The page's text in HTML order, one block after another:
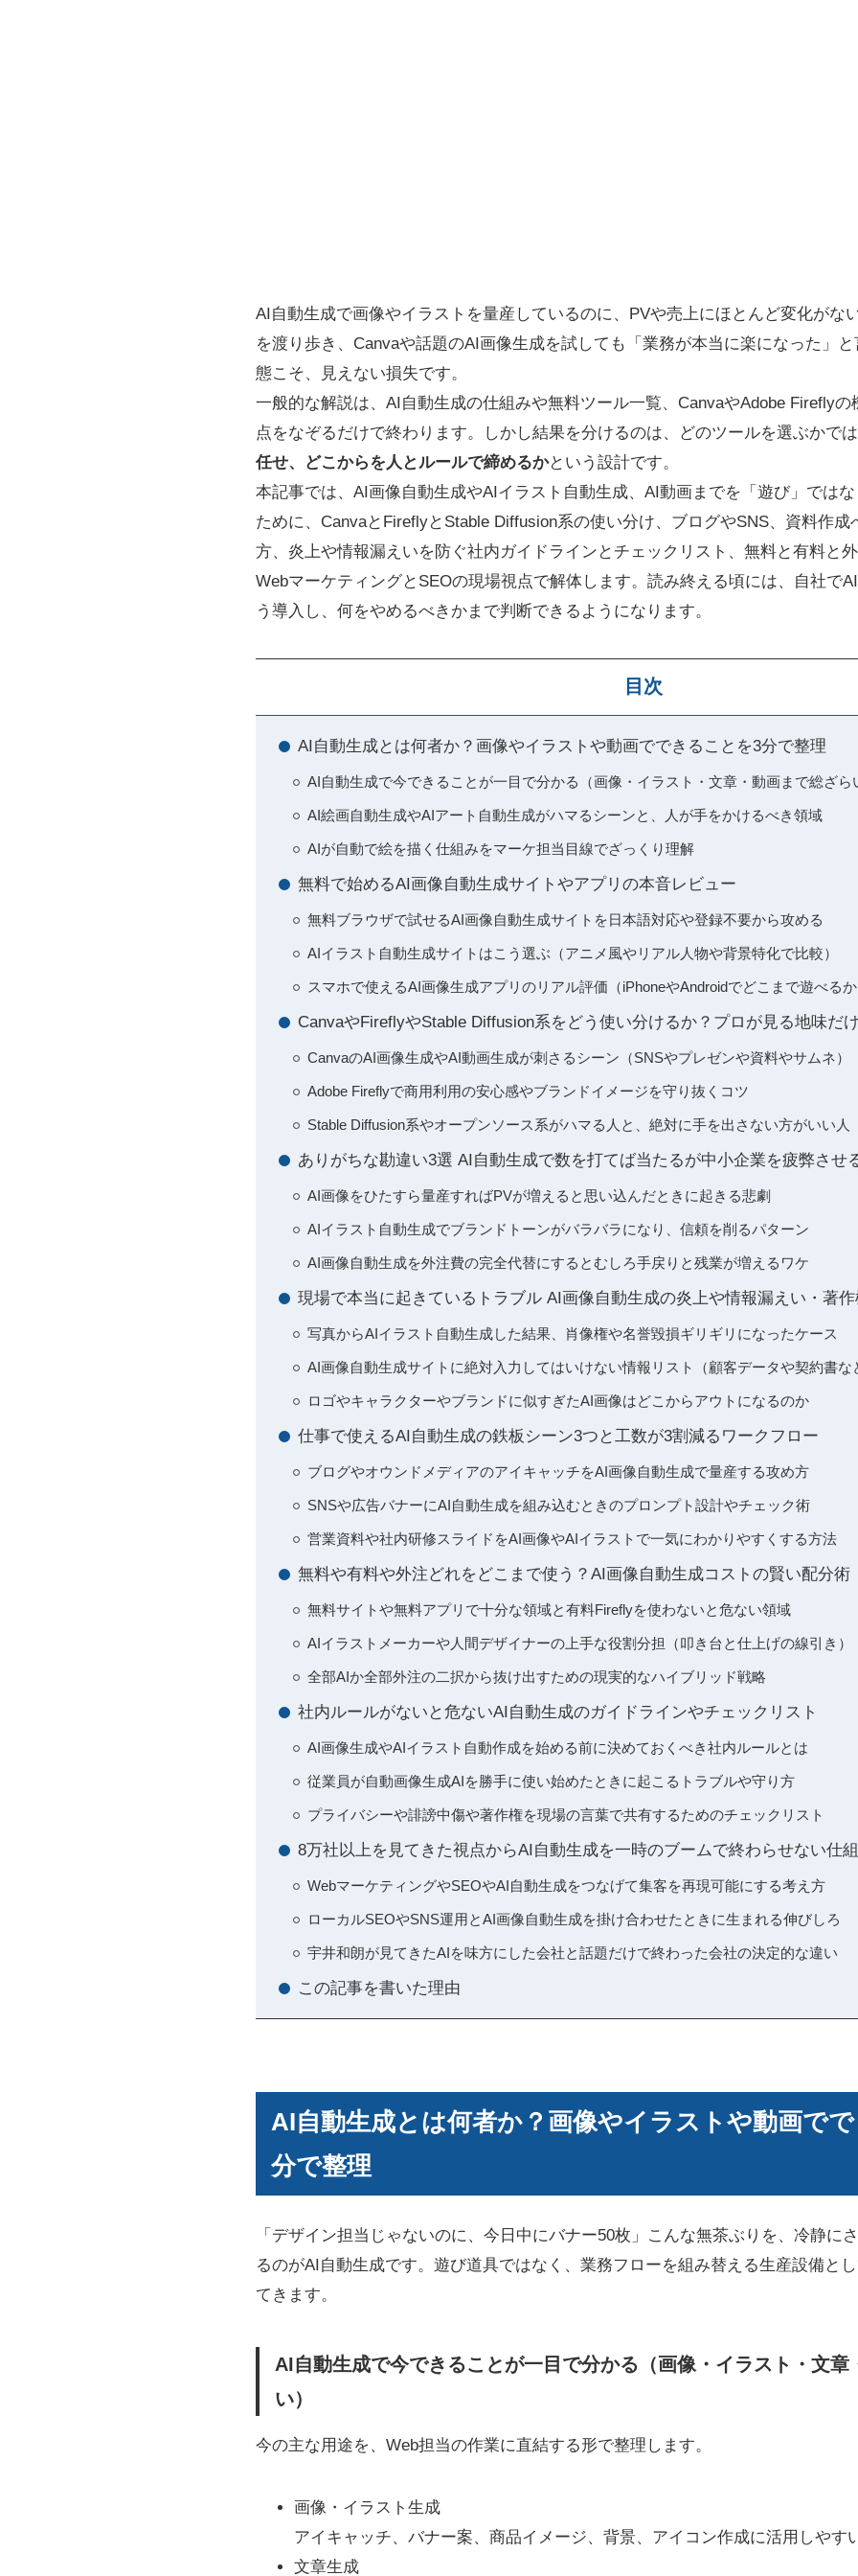
AI自動生成で画像やイラストを量産しているのに、PVや売上にほとんど変化がな
を渡り歩き、Canvaや話題のAI画像生成を試しても「業務が本当に楽になった」
態こそ、見えない損失です。
一般的な解説は、AI自動生成の仕組みや無料ツール一覧、CanvaやAdobe Firefly
点をなぞるだけで終わります。しかし結果を分けるのは、どのツールを選ぶかでは
任せ、どこからを人とルールで締めるかという設計です。
本記事では、AI画像自動生成やAIイラスト自動生成、AI動画までを「遊び」では
ために、CanvaとFireflyとStable Diffusion系の使い分け、ブログやSNS、資料作成
方、炎上や情報漏えいを防ぐ社内ガイドラインとチェックリスト、無料と有料と外
WebマーケティングとSEOの現場視点で解体します。読み終える頃には、自社で
う導入し、何をやめるべきかまで判断できるようになります。
目次
AI自動生成とは何者か？画像やイラストや動画でできることを3分で整理
AI自動生成で今できることが一目で分かる（画像・イラスト・文章・動画まで総ざら
AI絵画自動生成やAIアート自動生成がハマるシーンと、人が手をかけるべき領域
AIが自動で絵を描く仕組みをマーケ担当目線でざっくり理解
無料で始めるAI画像自動生成サイトやアプリの本音レビュー
無料ブラウザで試せるAI画像自動生成サイトを日本語対応や登録不要から攻める
AIイラスト自動生成サイトはこう選ぶ（アニメ風やリアル人物や背景特化で比較）
スマホで使えるAI画像生成アプリのリアル評価（iPhoneやAndroidでどこまで遊べるか
CanvaやFireflyやStable Diffusion系をどう使い分けるか？プロが見る地味だ
CanvaのAI画像生成やAI動画生成が刺さるシーン（SNSやプレゼンや資料やサムネ）
Adobe Fireflyで商用利用の安心感やブランドイメージを守り抜くコツ
Stable Diffusion系やオープンソース系がハマる人と、絶対に手を出さない方がいい人
ありがちな勘違い3選 AI自動生成で数を打てば当たるが中小企業を疲弊させ
AI画像をひたすら量産すればPVが増えると思い込んだときに起きる悲劇
AIイラスト自動生成でブランドトーンがバラバラになり、信頼を削るパターン
AI画像自動生成を外注費の完全代替にするとむしろ手戻りと残業が増えるワケ
現場で本当に起きているトラブル AI画像自動生成の炎上や情報漏えい・著作
写真からAIイラスト自動生成した結果、肖像権や名誉毀損ギリギリになったケース
AI画像自動生成サイトに絶対入力してはいけない情報リスト（顧客データや契約書な
ロゴやキャラクターやブランドに似すぎたAI画像はどこからアウトになるのか
仕事で使えるAI自動生成の鉄板シーン3つと工数が3割減るワークフロー
ブログやオウンドメディアのアイキャッチをAI画像自動生成で量産する攻め方
SNSや広告バナーにAI自動生成を組み込むときのプロンプト設計やチェック術
営業資料や社内研修スライドをAI画像やAIイラストで一気にわかりやすくする方法
無料や有料や外注どれをどこまで使う？AI画像自動生成コストの賢い配分術
無料サイトや無料アプリで十分な領域と有料Fireflyを使わないと危ない領域
AIイラストメーカーや人間デザイナーの上手な役割分担（叩き台と仕上げの線引き）
全部AIか全部外注の二択から抜け出すための現実的なハイブリッド戦略
社内ルールがないと危ないAI自動生成のガイドラインやチェックリスト
AI画像生成やAIイラスト自動作成を始める前に決めておくべき社内ルールとは
従業員が自動画像生成AIを勝手に使い始めたときに起こるトラブルや守り方
プライバシーや誹謗中傷や著作権を現場の言葉で共有するためのチェックリスト
8万社以上を見てきた視点からAI自動生成を一時のブームで終わらせない仕
WebマーケティングやSEOやAI自動生成をつなげて集客を再現可能にする考え方
ローカルSEOやSNS運用とAI画像自動生成を掛け合わせたときに生まれる伸びしろ
宇井和朗が見てきたAIを味方にした会社と話題だけで終わった会社の決定的な違い
この記事を書いた理由
AI自動生成とは何者か？画像やイラストや動画で
分で整理
「デザイン担当じゃないのに、今日中にバナー50枚」こんな無茶ぶりを、冷静に
るのがAI自動生成です。遊び道具ではなく、業務フローを組み替える生産設備と
てきます。
AI自動生成で今できることが一目で分かる（画像・イラスト・文章
い）
今の主な用途を、Web担当の作業に直結する形で整理します。
画像・イラスト生成
アイキャッチ、バナー案、商品イメージ、背景、アイコン作成に活用しやす
文章生成